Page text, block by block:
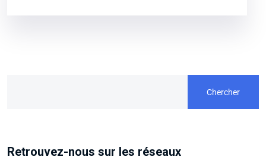
Chercher
Retrouvez-nous sur les réseaux